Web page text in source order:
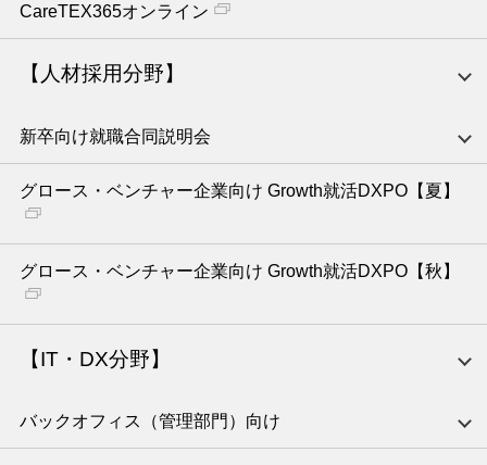
CareTEX365オンライン
【人材採用分野】
新卒向け就職合同説明会
グロース・ベンチャー企業向け Growth就活DXPO【夏】
グロース・ベンチャー企業向け Growth就活DXPO【秋】
【IT・DX分野】
バックオフィス（管理部門）向け